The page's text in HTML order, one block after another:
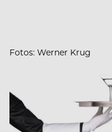
Fotos: Werner Krug